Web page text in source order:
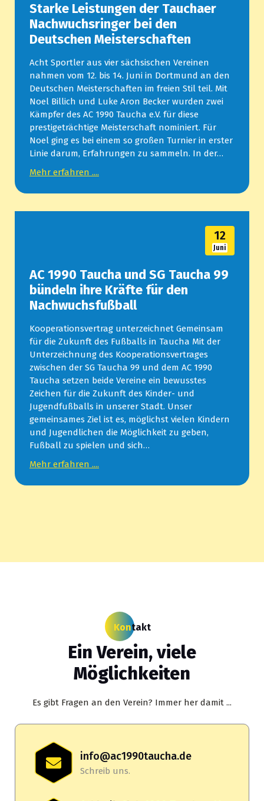
Starke Leistungen der Tauchaer
Nachwuchsringer bei den
Deutschen Meisterschaften
Acht Sportler aus vier sächsischen Vereinen
nahmen vom 12. bis 14. Juni in Dortmund an den
Deutschen Meisterschaften im freien Stil teil. Mit
Noel Billich und Luke Aron Becker wurden zwei
Kämpfer des AC 1990 Taucha e.V. für diese
prestigeträchtige Meisterschaft nominiert. Für
Noel ging es bei einem so großen Turnier in erster
Linie darum, Erfahrungen zu sammeln. In der…
Mehr erfahren ....
12
Juni
AC 1990 Taucha und SG Taucha 99
bündeln ihre Kräfte für den
Nachwuchsfußball
Kooperationsvertrag unterzeichnet Gemeinsam
für die Zukunft des Fußballs in Taucha Mit der
Unterzeichnung des Kooperationsvertrages
zwischen der SG Taucha 99 und dem AC 1990
Taucha setzen beide Vereine ein bewusstes
Zeichen für die Zukunft des Kinder- und
Jugendfußballs in unserer Stadt. Unser
gemeinsames Ziel ist es, möglichst vielen Kindern
und Jugendlichen die Möglichkeit zu geben,
Fußball zu spielen und sich…
Mehr erfahren ....
Kontakt
Ein Verein, viele
Möglichkeiten
Es gibt Fragen an den Verein? Immer her damit ...
info@ac1990taucha.de
Schreib uns.